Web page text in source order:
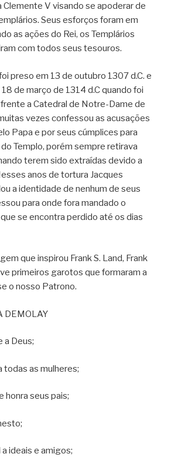
Clemente V visando se apoderar de
Seus esforços foram em
as ações do Rei, os Templários
com todos seus tesouros.
preso em 13 de outubro 1307 d.C. e
de março de 1314 d.C quando foi
a Catedral de Notre-Dame de
vezes confessou as acusações
Papa e por seus cúmplices para
Templo, porém sempre retirava
terem sido extraídas devido a
anos de tortura Jacques
a identidade de nenhum de seus
para onde fora mandado o
se encontra perdido até os dias
que inspirou Frank S. Land, Frank
primeiros garotos que formaram a
o nosso Patrono.
DEMOLAY
a Deus;
todas as mulheres;
honra seus pais;
ideais e amigos;